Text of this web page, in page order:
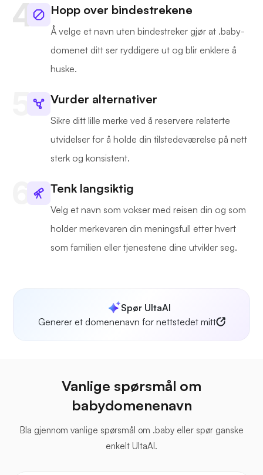
Hopp over bindestrekene
Å velge et navn uten bindestreker gjør at .baby-
domenet ditt ser ryddigere ut og blir enklere å
huske.
Vurder alternativer
Sikre ditt lille merke ved å reservere relaterte
utvidelser for å holde din tilstedeværelse på nett
sterk og konsistent.
Tenk langsiktig
Velg et navn som vokser med reisen din og som
holder merkevaren din meningsfull etter hvert
som familien eller tjenestene dine utvikler seg.
Spør UltaAI
Generer et domenenavn for nettstedet mitt
Vanlige spørsmål om
babydomenenavn
Bla gjennom vanlige spørsmål om .baby eller spør ganske
enkelt UltaAI.